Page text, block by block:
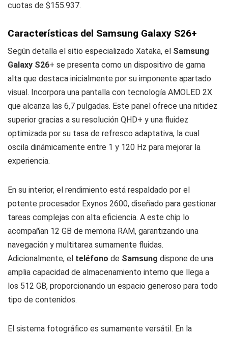
cuotas de $155.937.
Características del Samsung Galaxy S26+
Según detalla el sitio especializado Xataka, el Samsung
Galaxy S26+ se presenta como un dispositivo de gama
alta que destaca inicialmente por su imponente apartado
visual. Incorpora una pantalla con tecnología AMOLED 2X
que alcanza las 6,7 pulgadas. Este panel ofrece una nitidez
superior gracias a su resolución QHD+ y una fluidez
optimizada por su tasa de refresco adaptativa, la cual
oscila dinámicamente entre 1 y 120 Hz para mejorar la
experiencia.
En su interior, el rendimiento está respaldado por el
potente procesador Exynos 2600, diseñado para gestionar
tareas complejas con alta eficiencia. A este chip lo
acompañan 12 GB de memoria RAM, garantizando una
navegación y multitarea sumamente fluidas.
Adicionalmente, el teléfono de Samsung dispone de una
amplia capacidad de almacenamiento interno que llega a
los 512 GB, proporcionando un espacio generoso para todo
tipo de contenidos.
El sistema fotográfico es sumamente versátil. En la